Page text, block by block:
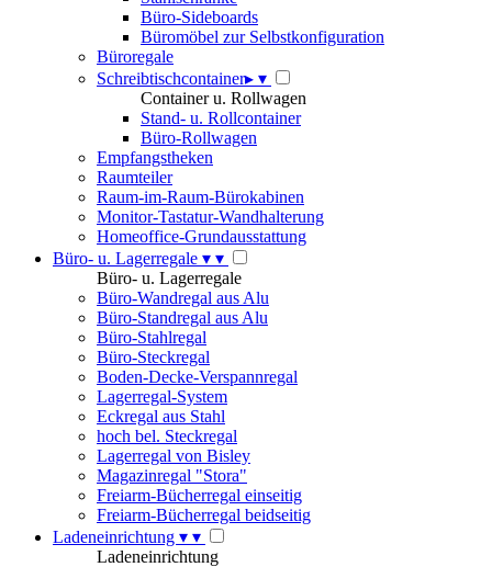
Büro-Sideboards
Büromöbel zur Selbstkonfiguration
Büroregale
Schreibtischcontainer▸ ▾
Container u. Rollwagen
Stand- u. Rollcontainer
Büro-Rollwagen
Empfangstheken
Raumteiler
Raum-im-Raum-Bürokabinen
Monitor-Tastatur-Wandhalterung
Homeoffice-Grundausstattung
Büro- u. Lagerregale ▾ ▾
Büro- u. Lagerregale
Büro-Wandregal aus Alu
Büro-Standregal aus Alu
Büro-Stahlregal
Büro-Steckregal
Boden-Decke-Verspannregal
Lagerregal-System
Eckregal aus Stahl
hoch bel. Steckregal
Lagerregal von Bisley
Magazinregal "Stora"
Freiarm-Bücherregal einseitig
Freiarm-Bücherregal beidseitig
Ladeneinrichtung ▾ ▾
Ladeneinrichtung